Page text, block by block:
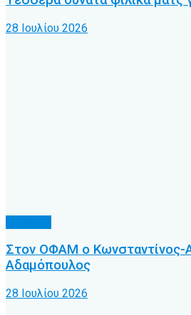
28 Ιουλίου 2026
Στον ΟΦΑΜ ο Κωνσταντίνος-
Αδαμόπουλος
28 Ιουλίου 2026